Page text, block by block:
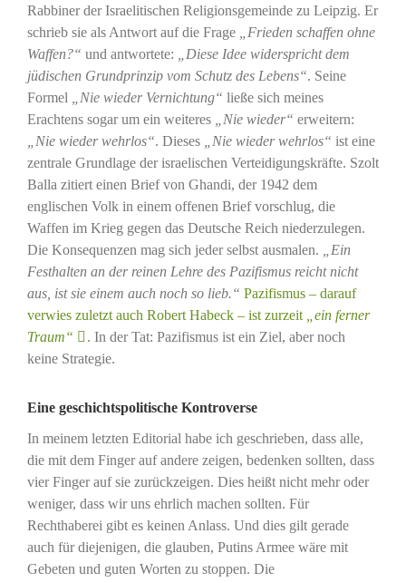
Rabbiner der Israelitischen Religionsgemeinde zu Leipzig. Er
schrieb sie als Antwort auf die Frage „Frieden schaffen ohne
Waffen?“ und antwortete: „Diese Idee widerspricht dem
jüdischen Grundprinzip vom Schutz des Lebens“. Seine
Formel „Nie wieder Vernichtung“ ließe sich meines
Erachtens sogar um ein weiteres „Nie wieder“ erweitern:
„Nie wieder wehrlos“. Dieses „Nie wieder wehrlos“ ist eine
zentrale Grundlage der israelischen Verteidigungskräfte. Szolt
Balla zitiert einen Brief von Ghandi, der 1942 dem
englischen Volk in einem offenen Brief vorschlug, die
Waffen im Krieg gegen das Deutsche Reich niederzulegen.
Die Konsequenzen mag sich jeder selbst ausmalen. „Ein
Festhalten an der reinen Lehre des Pazifismus reicht nicht
aus, ist sie einem auch noch so lieb.“ Pazifismus – darauf
verwies zuletzt auch Robert Habeck – ist zurzeit „ein ferner
Traum“
. In der Tat: Pazifismus ist ein Ziel, aber noch
keine Strategie.
Eine geschichtspolitische Kontroverse
In meinem letzten Editorial habe ich geschrieben, dass alle,
die mit dem Finger auf andere zeigen, bedenken sollten, dass
vier Finger auf sie zurückzeigen. Dies heißt nicht mehr oder
weniger, dass wir uns ehrlich machen sollten. Für
Rechthaberei gibt es keinen Anlass. Und dies gilt gerade
auch für diejenigen, die glauben, Putins Armee wäre mit
Gebeten und guten Worten zu stoppen. Die